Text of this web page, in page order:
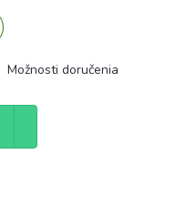
Možnosti doručenia